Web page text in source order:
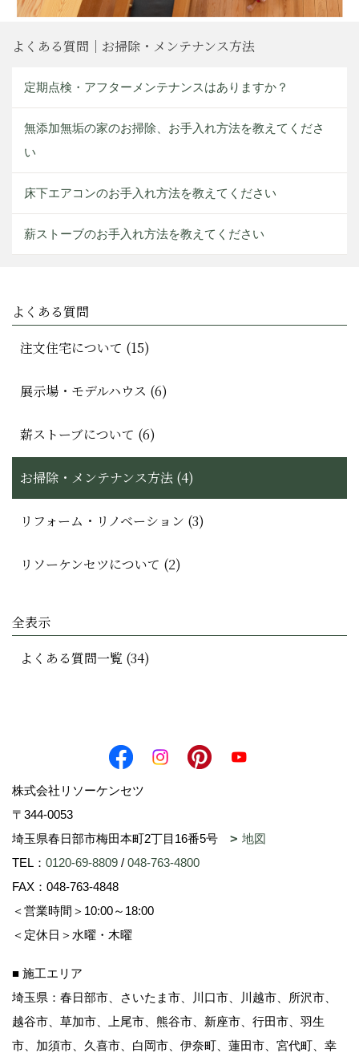
よくある質問｜お掃除・メンテナンス方法
定期点検・アフターメンテナンスはありますか？
無添加無垢の家のお掃除、お手入れ方法を教えてくださ
い
床下エアコンのお手入れ方法を教えてください
薪ストーブのお手入れ方法を教えてください
よくある質問
注文住宅について (15)
展示場・モデルハウス (6)
薪ストーブについて (6)
お掃除・メンテナンス方法 (4)
リフォーム・リノベーション (3)
リソーケンセツについて (2)
全表示
よくある質問一覧 (34)
株式会社リソーケンセツ
〒344-0053
埼玉県春日部市梅田本町2丁目16番5号
地図
TEL： 0120-69-8809 / 048-763-4800
FAX：048-763-4848
＜営業時間＞10:00～18:00
＜定休日＞水曜・木曜
■ 施工エリア
埼玉県：春日部市、さいたま市、川口市、川越市、所沢市、
越谷市、草加市、上尾市、熊谷市、新座市、行田市、羽生
市、加須市、久喜市、白岡市、伊奈町、蓮田市、宮代町、幸